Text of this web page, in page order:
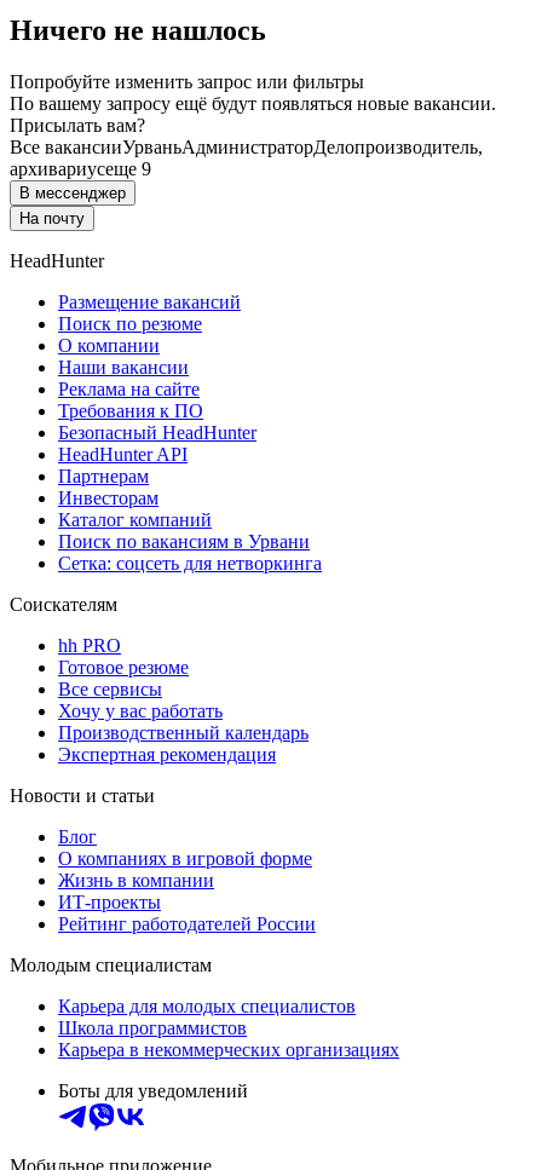
Ничего не нашлось
Попробуйте изменить запрос или фильтры
По вашему запросу ещё будут появляться новые вакансии.
Присылать вам?
Все вакансииУрваньАдминистраторДелопроизводитель,
архивариусеще 9
В мессенджер
На почту
HeadHunter
Размещение вакансий
Поиск по резюме
О компании
Наши вакансии
Реклама на сайте
Требования к ПО
Безопасный HeadHunter
HeadHunter API
Партнерам
Инвесторам
Каталог компаний
Поиск по вакансиям в Урвани
Сетка: соцсеть для нетворкинга
Соискателям
hh PRO
Готовое резюме
Все сервисы
Хочу у вас работать
Производственный календарь
Экспертная рекомендация
Новости и статьи
Блог
О компаниях в игровой форме
Жизнь в компании
ИТ-проекты
Рейтинг работодателей России
Молодым специалистам
Карьера для молодых специалистов
Школа программистов
Карьера в некоммерческих организациях
Боты для уведомлений